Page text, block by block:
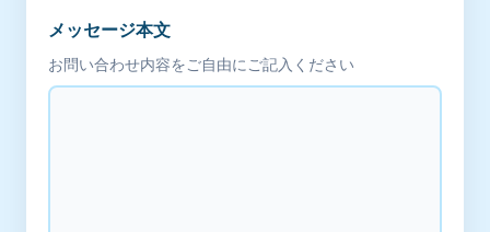
メッセージ本文
お問い合わせ内容をご自由にご記入ください